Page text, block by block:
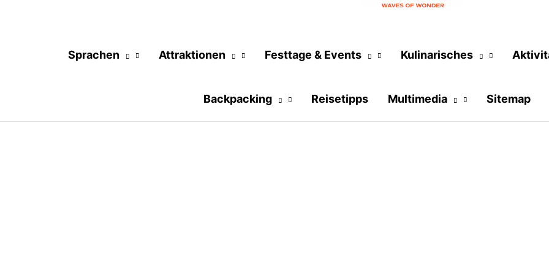
Sprachen Attraktionen Festtage & Events Kulinarisches
Backpacking Reisetipps Multimedia Sitemap